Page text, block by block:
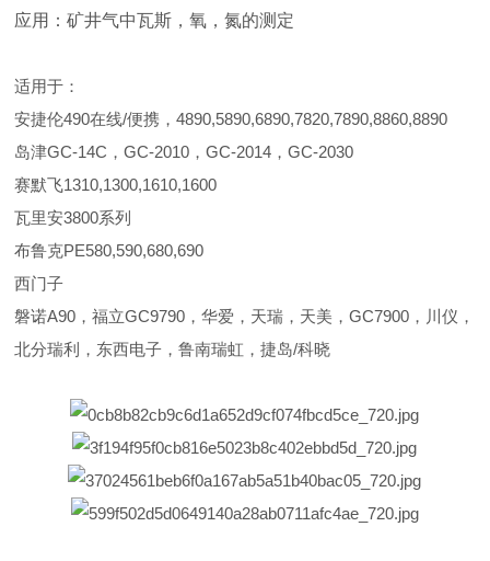
应用：矿井气中瓦斯，氧，氮的测定
适用于：
安捷伦490在线/便携，4890,5890,6890,7820,7890,8860,8890
岛津GC-14C，GC-2010，GC-2014，GC-2030
赛默飞1310,1300,1610,1600
瓦里安3800系列
布鲁克PE580,590,680,690
西门子
磐诺A90，福立GC9790，华爱，天瑞，天美，GC7900，川仪，
北分瑞利，东西电子，鲁南瑞虹，捷岛/科晓